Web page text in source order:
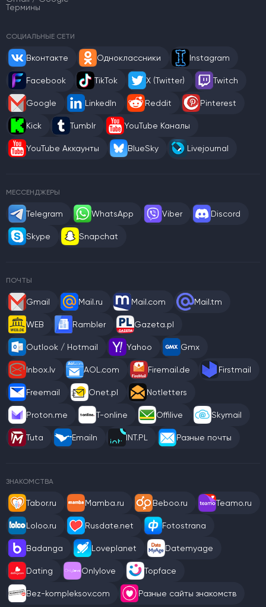
Термины
СОЦИАЛЬНЫЕ СЕТИ
Вконтакте Одноклассники Instagram
Facebook TikTok X (Twitter) Twitch
Google LinkedIn Reddit Pinterest
Kick Tumblr YouTube Каналы
YouTube Аккаунты BlueSky Livejournal
МЕССЕНДЖЕРЫ
Telegram WhatsApp Viber Discord
Skype Snapchat
ПОЧТЫ
Gmail Mail.ru Mail.com Mail.tm
WEB Rambler Gazeta.pl
Outlook / Hotmail Yahoo Gmx
Inbox.lv AOL.com Firemail.de Firstmail
Freemail Onet.pl Notletters
Proton.me T-online Offilive Skymail
Tuta Emailn INT.PL Разные почты
ЗНАКОМСТВА
Tabor.ru Mamba.ru Beboo.ru Teamo.ru
Loloo.ru Rusdate.net Fotostrana
Badanga Loveplanet Datemyage
Dating Onlylove Topface
Bez-kompleksov.com Разные сайты знакомств